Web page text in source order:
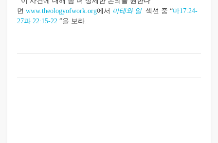
면 www.theologyofwork.org에서 마태와 일섹션 중 “마17:24-
27과 22:15-22 ”을 보라.